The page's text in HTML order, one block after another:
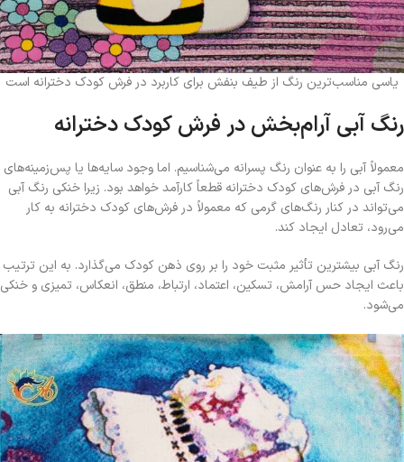
یاسی مناسب‌ترین رنگ از طیف بنفش برای کاربرد در فرش کودک دخترانه است
رنگ آبی آرام‌بخش در فرش کودک دخترانه
معمولاً آبی را به عنوان رنگ پسرانه می‌شناسیم. اما وجود سایه‌ها یا پس‌زمینه‌های
رنگ آبی در فرش‌های کودک دخترانه قطعاً کارآمد خواهد بود. زیرا خنکی رنگ آبی
می‌تواند در کنار رنگ‌های گرمی که معمولاً در فرش‌های کودک دخترانه به کار
می‌رود، تعادل ایجاد کند.
رنگ آبی بیشترین تأثیر مثبت خود را بر روی ذهن کودک می‌گذارد. به این ترتیب
باعث ایجاد حس آرامش، تسکین، اعتماد، ارتباط، منطق، انعکاس، تمیزی و خنکی
می‌شود.